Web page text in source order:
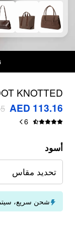
KNOTTED
MINI DRESS
AED 113.16
6
أسود
تحديد مقاس
شحن سريع، سيتم